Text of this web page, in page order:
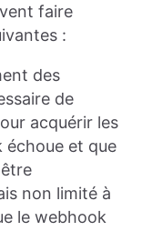
faire
:
des
de
acquérir les
échoue et que
non limité à
le webhook